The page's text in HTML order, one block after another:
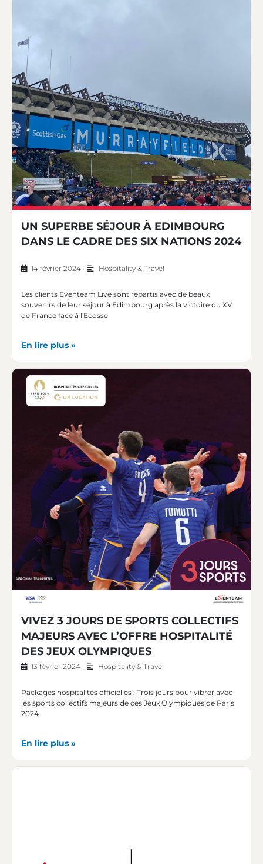
UN SUPERBE SÉJOUR À EDIMBOURG
DANS LE CADRE DES SIX NATIONS 2024
14 février 2024 • Hospitality & Travel
Les clients Eventeam Live sont repartis avec de beaux
souvenirs de leur séjour à Edimbourg après la victoire du XV
de France face à l'Ecosse
En lire plus »
VIVEZ 3 JOURS DE SPORTS COLLECTIFS
MAJEURS AVEC L’OFFRE HOSPITALITÉ
DES JEUX OLYMPIQUES
13 février 2024 • Hospitality & Travel
Packages hospitalités officielles : Trois jours pour vibrer avec
les sports collectifs majeurs de ces Jeux Olympiques de Paris
2024.
En lire plus »